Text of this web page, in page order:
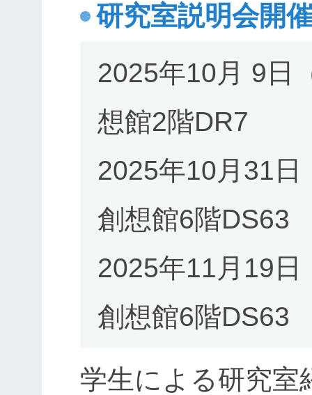
研究室説明会開
2025年10月 9日
想館2階DR7
2025年10月31
創想館6階DS63
2025年11月19
創想館6階DS63
学生による研究室